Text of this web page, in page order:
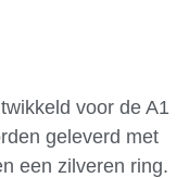
voor de A1
geleverd met
een zilveren ring.